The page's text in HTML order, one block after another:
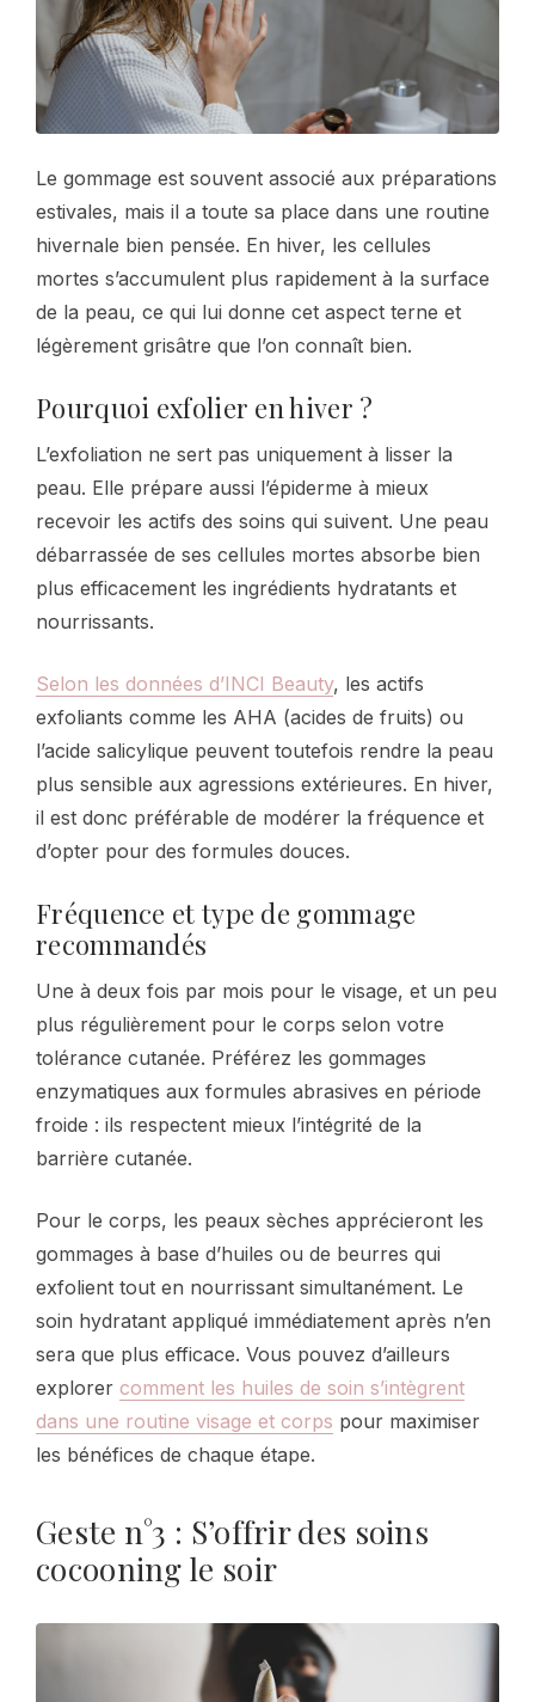
Le gommage est souvent associé aux préparations
estivales, mais il a toute sa place dans une routine
hivernale bien pensée. En hiver, les cellules
mortes s’accumulent plus rapidement à la surface
de la peau, ce qui lui donne cet aspect terne et
légèrement grisâtre que l’on connaît bien.
Pourquoi exfolier en hiver ?
L’exfoliation ne sert pas uniquement à lisser la
peau. Elle prépare aussi l’épiderme à mieux
recevoir les actifs des soins qui suivent. Une peau
débarrassée de ses cellules mortes absorbe bien
plus efficacement les ingrédients hydratants et
nourrissants.
Selon les données d’INCI Beauty, les actifs
exfoliants comme les AHA (acides de fruits) ou
l’acide salicylique peuvent toutefois rendre la peau
plus sensible aux agressions extérieures. En hiver,
il est donc préférable de modérer la fréquence et
d’opter pour des formules douces.
Fréquence et type de gommage
recommandés
Une à deux fois par mois pour le visage, et un peu
plus régulièrement pour le corps selon votre
tolérance cutanée. Préférez les gommages
enzymatiques aux formules abrasives en période
froide : ils respectent mieux l’intégrité de la
barrière cutanée.
Pour le corps, les peaux sèches apprécieront les
gommages à base d’huiles ou de beurres qui
exfolient tout en nourrissant simultanément. Le
soin hydratant appliqué immédiatement après n’en
sera que plus efficace. Vous pouvez d’ailleurs
explorer comment les huiles de soin s’intègrent
dans une routine visage et corps pour maximiser
les bénéfices de chaque étape.
Geste n°3 : S’offrir des soins
cocooning le soir